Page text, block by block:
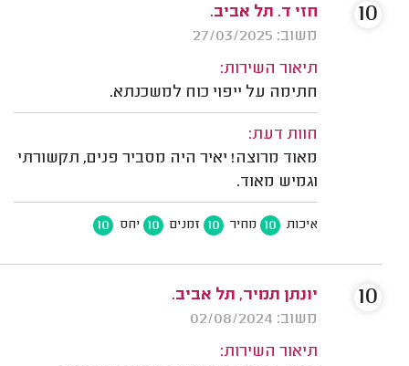
חזי ד. תל אביב.
משוב: 27/03/2025
תיאור השירות:
חתימה על ייפוי כוח למשכנתא.
חוות דעת:
מאוד מרוצה! יאיר היה מסביר פנים, תקשורתי
וגמיש מאוד.
איכות 10 מחיר 10 זמנים 10 יחס 10
10
יונתן תמיר, תל אביב.
משוב: 02/08/2024
תיאור השירות:
10